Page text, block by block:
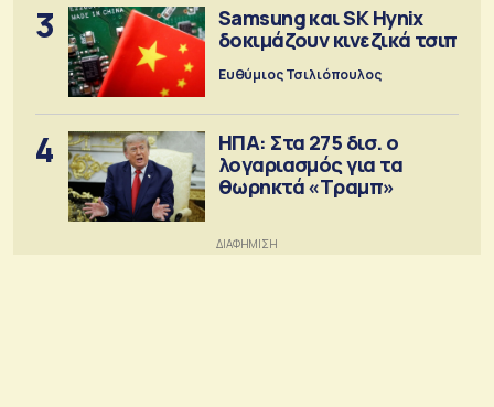
3
Samsung και SK Hynix
δοκιμάζουν κινεζικά τσιπ
Ευθύμιος Τσιλιόπουλος
4
ΗΠΑ: Στα 275 δισ. ο
λογαριασμός για τα
θωρηκτά «Τραμπ»